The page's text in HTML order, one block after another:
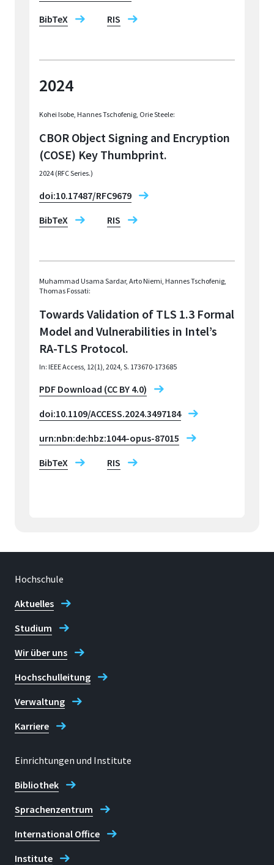
BibTeX
RIS
2024
Kohei Isobe, Hannes Tschofenig, Orie Steele:
CBOR Object Signing and Encryption
(COSE) Key Thumbprint.
2024 (RFC Series.)
doi:10.17487/RFC9679
BibTeX
RIS
Muhammad Usama Sardar, Arto Niemi, Hannes Tschofenig,
Thomas Fossati:
Towards Validation of TLS 1.3 Formal
Model and Vulnerabilities in Intel’s
RA-TLS Protocol.
In: IEEE Access, 12(1), 2024, S. 173670-173685
PDF Download (CC BY 4.0)
doi:10.1109/ACCESS.2024.3497184
urn:nbn:de:hbz:1044-opus-87015
BibTeX
RIS
Hochschule
Aktuelles
Studium
Wir über uns
Hochschulleitung
Verwaltung
Karriere
Einrichtungen und Institute
Bibliothek
Sprachenzentrum
International Office
Institute